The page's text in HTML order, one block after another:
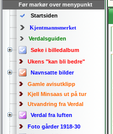
Før markør over menypunkt
Startsiden
Kjentmannsmerket
Verdalsguiden
Søke i billedalbum
Ukens "kan bli bedre"
Navnsatte bilder
Gamle avisutklipp
Kjell Minsaas ut på tur
Utvandring fra Verdal
Verdal fra luften
Foto gårder 1918-30